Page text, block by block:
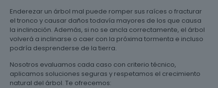
Enderezar un árbol mal puede romper sus raíces o fracturar
el tronco y causar daños todavía mayores de los que causa
la inclinación. Además, si no se ancla correctamente, el árbol
volverá a inclinarse o caer con la próxima tormenta e incluso
podría desprenderse de la tierra.
Nosotros evaluamos cada caso con criterio técnico,
aplicamos soluciones seguras y respetamos el crecimiento
natural del árbol. Te ofrecemos: